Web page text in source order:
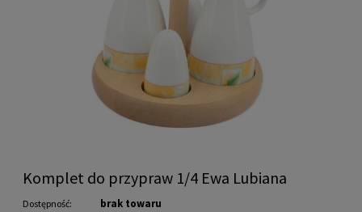
Komplet do przypraw 1/4 Ewa Lubiana
Dostępność: brak towaru